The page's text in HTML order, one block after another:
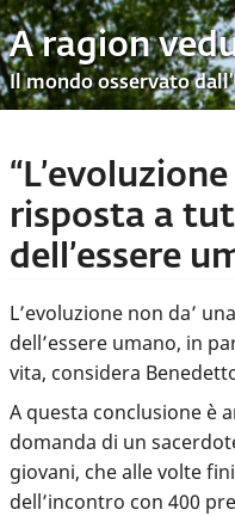
A ragion
Il mondo osservato
risposta a
dell’essere
L’evoluzione non da’
dell’essere umano, in
vita, considera
A questa conclusione è
domanda di un
giovani, che alle volte
dell’incontro con 400